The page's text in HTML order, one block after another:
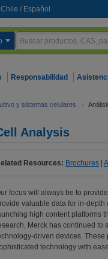
Chile / Español
Responsabilidad
y sistemas celulares >
Analysis
Resources: Brochures
focus will always be to
valuable data for in-
high content platforms
Merck has continued to
driven devices. These
technology with
Nuevos
4. Aplicación
Los matraces
Millicell® para
permiten una